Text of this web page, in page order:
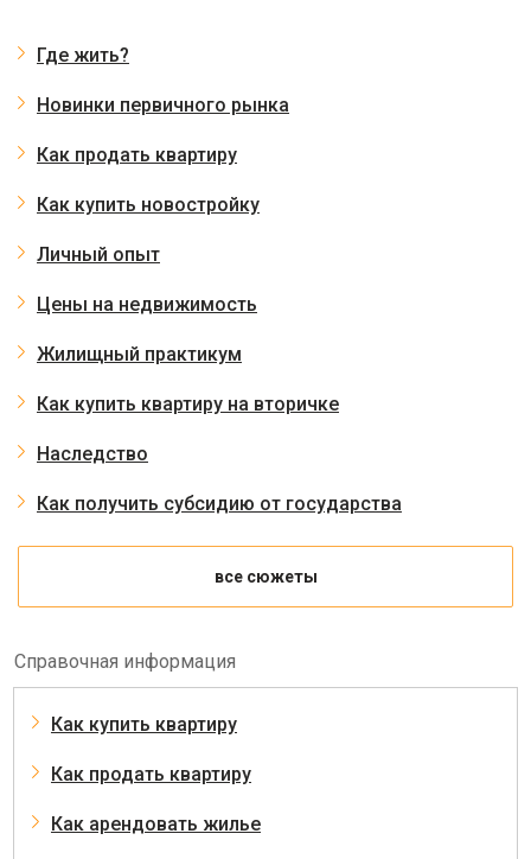
Где жить?
Новинки первичного рынка
Как продать квартиру
Как купить новостройку
Личный опыт
Цены на недвижимость
Жилищный практикум
Как купить квартиру на вторичке
Наследство
Как получить субсидию от государства
все сюжеты
Справочная информация
Как купить квартиру
Как продать квартиру
Как арендовать жилье